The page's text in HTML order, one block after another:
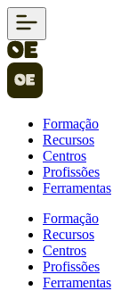
Formação
Recursos
Centros
Profissões
Ferramentas
Formação
Recursos
Centros
Profissões
Ferramentas